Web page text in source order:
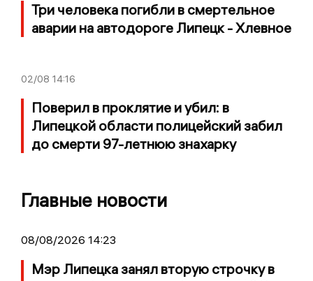
Три человека погибли в смертельное
аварии на автодороге Липецк - Хлевное
02/08 14:16
Поверил в проклятие и убил: в
Липецкой области полицейский забил
до смерти 97-летнюю знахарку
Главные новости
08/08/2026 14:23
Мэр Липецка занял вторую строчку в